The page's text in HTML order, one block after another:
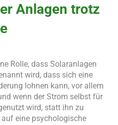
Anlagen trotz
Rolle, dass Solaranlagen
wird, dass sich eine
lohnen kann, vor allem
wenn der Strom selbst für
wird, statt ihn zu
eine psychologische